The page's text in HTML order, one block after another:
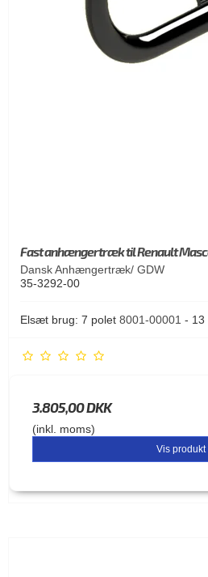
Fast anhængertræk til Renault
Dansk Anhængertræk/ GDW
35-3292-00
Elsæt brug: 7 polet 8001-00001 - 13
3.805,00 DKK
(inkl. moms)
Vis produkt